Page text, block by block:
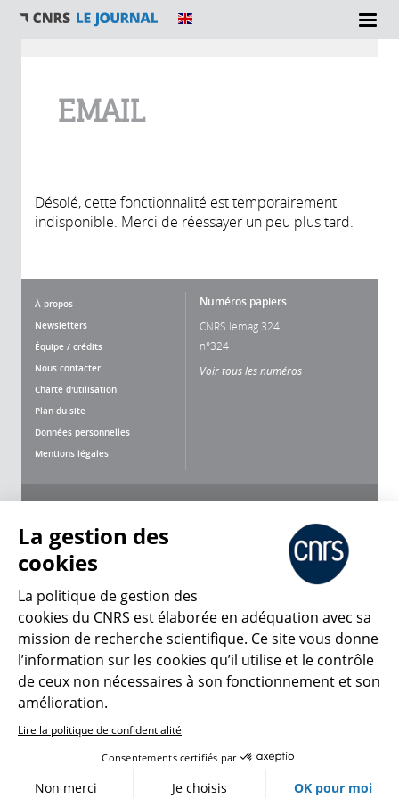
EMAIL
Désolé, cette fonctionnalité est temporairement
indisponible. Merci de réessayer un peu plus tard.
À propos
Newsletters
Équipe / crédits
Nous contacter
Charte d'utilisation
Plan du site
Données personnelles
Mentions légales
Numéros papiers
CNRS lemag 324
n°324
Voir tous les numéros
CNRS Le Mag
© 2026, CNRS
Créer un compte Se connecter
Gestion des cookies
La gestion des
cookies
La politique de gestion des
cookies du CNRS est élaborée en adéquation avec sa
mission de recherche scientifique. Ce site vous donne
l’information sur les cookies qu’il utilise et le contrôle
de ceux non nécessaires à son fonctionnement et son
amélioration.
Lire la politique de confidentialité
Consentements certifiés par
Non merci Je choisis OK pour moi